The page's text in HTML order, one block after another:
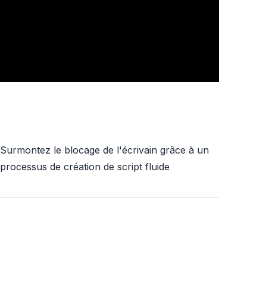
Surmontez le blocage de l'écrivain grâce à un
processus de création de script fluide